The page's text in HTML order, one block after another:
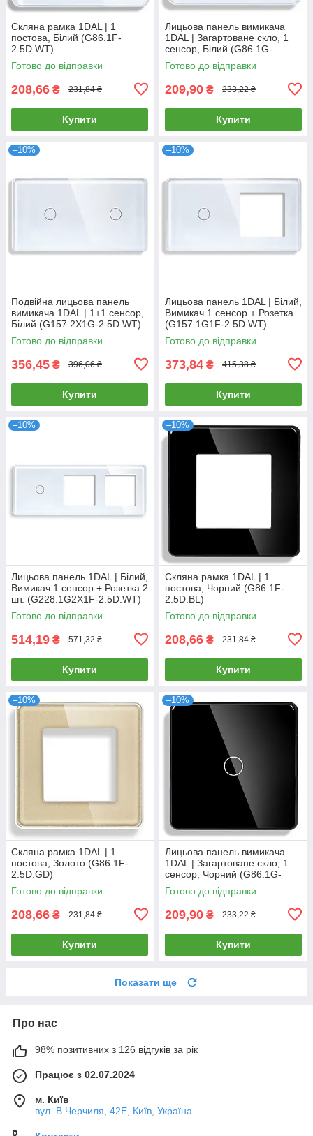
Скляна рамка 1DAL | 1
постова, Білий (G86.1F-
2.5D.WT)
Готово до відправки
208,66 ₴ 231,84 ₴
Купити
Лицьова панель вимикача
1DAL | Загартоване скло, 1
сенсор, Білий (G86.1G-
2.5D.WT)
Готово до відправки
209,90 ₴ 233,22 ₴
Купити
–10%
Подвійна лицьова панель
вимикача 1DAL | 1+1 сенсор,
Білий (G157.2X1G-2.5D.WT)
Готово до відправки
356,45 ₴ 396,06 ₴
Купити
–10%
Лицьова панель 1DAL | Білий,
Вимикач 1 сенсор + Розетка
(G157.1G1F-2.5D.WT)
Готово до відправки
373,84 ₴ 415,38 ₴
Купити
–10%
Лицьова панель 1DAL | Білий,
Вимикач 1 сенсор + Розетка 2
шт. (G228.1G2X1F-2.5D.WT)
Готово до відправки
514,19 ₴ 571,32 ₴
Купити
–10%
Скляна рамка 1DAL | 1
постова, Чорний (G86.1F-
2.5D.BL)
Готово до відправки
208,66 ₴ 231,84 ₴
Купити
–10%
Скляна рамка 1DAL | 1
постова, Золото (G86.1F-
2.5D.GD)
Готово до відправки
208,66 ₴ 231,84 ₴
Купити
–10%
Лицьова панель вимикача
1DAL | Загартоване скло, 1
сенсор, Чорний (G86.1G-
2.5D.BL)
Готово до відправки
209,90 ₴ 233,22 ₴
Купити
Показати ще
Про нас
98% позитивних з 126 відгуків за рік
Працює з 02.07.2024
м. Київ
вул. В.Черчиля, 42Е, Київ, Україна